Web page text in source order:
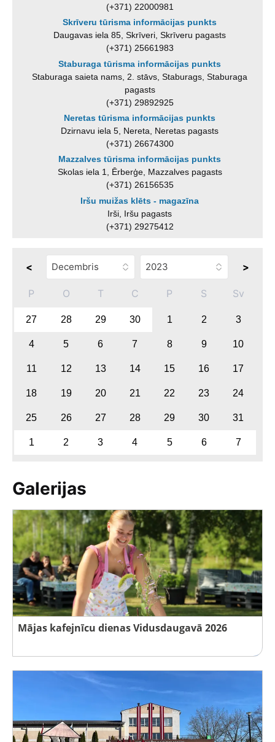
(+371) 22000981
Skrīveru tūrisma informācijas punkts
Daugavas iela 85, Skrīveri, Skrīveru pagasts
(+371) 25661983
Staburaga tūrisma informācijas punkts
Staburaga saieta nams, 2. stāvs, Staburags, Staburaga
pagasts
(+371) 29892925
Neretas tūrisma informācijas punkts
Dzirnavu iela 5, Nereta, Neretas pagasts
(+371) 26674300
Mazzalves tūrisma informācijas punkts
Skolas iela 1, Ērberģe, Mazzalves pagasts
(+371) 26156535
Iršu muižas klēts - magazīna
Irši, Iršu pagasts
(+371) 29275412
< >
P O T C P S Sv
27 28 29 30 1 2 3
4 5 6 7 8 9 10
11 12 13 14 15 16 17
18 19 20 21 22 23 24
25 26 27 28 29 30 31
1 2 3 4 5 6 7
Galerijas
Mājas kafejnīcu dienas Vidusdaugavā 2026